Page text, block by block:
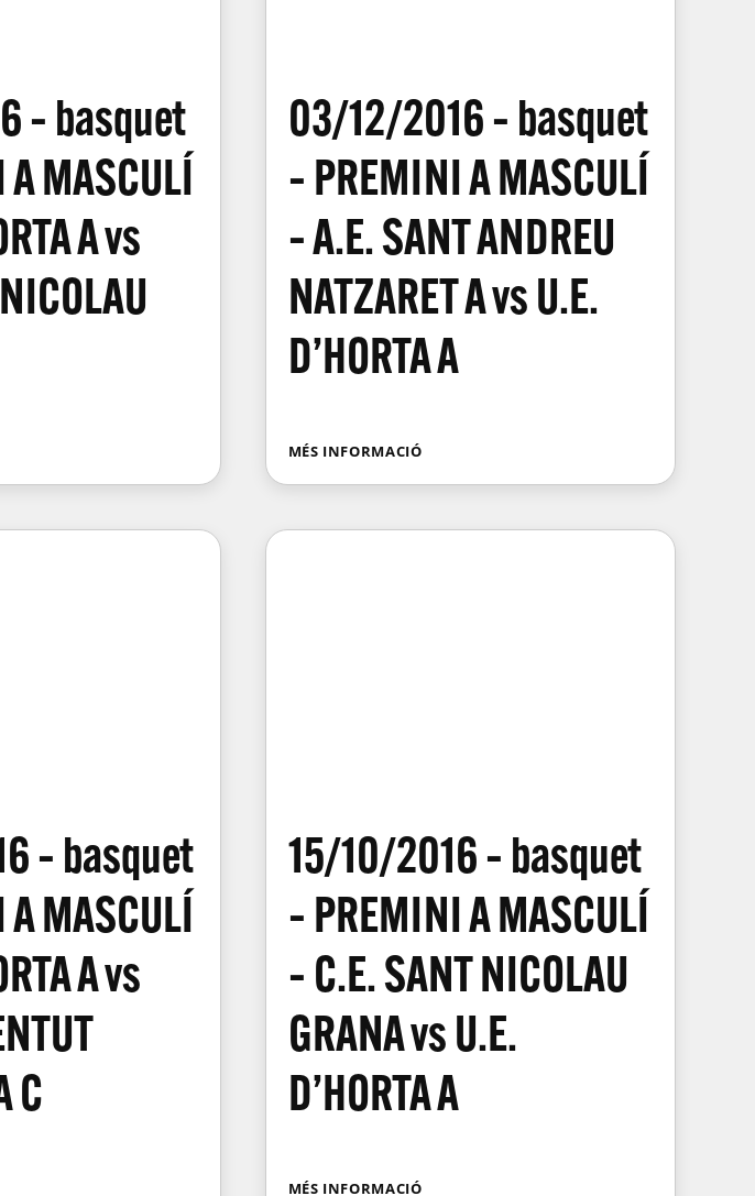
– basquet
MASCULÍ
A vs
03/12/2016 – basquet
– PREMINI A MASCULÍ
– A.E. SANT ANDREU
NATZARET A vs U.E.
D’HORTA A
MÉS INFORMACIÓ
– basquet
MASCULÍ
A vs
C
15/10/2016 – basquet
– PREMINI A MASCULÍ
– C.E. SANT NICOLAU
GRANA vs U.E.
D’HORTA A
MÉS INFORMACIÓ